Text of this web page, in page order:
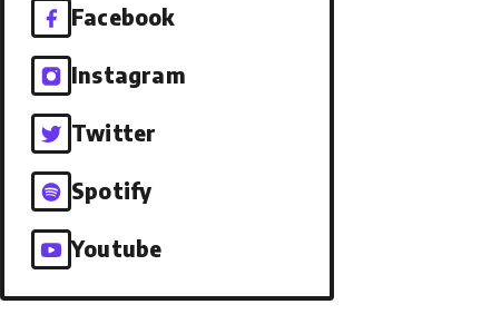
Facebook
Instagram
Twitter
Spotify
Youtube